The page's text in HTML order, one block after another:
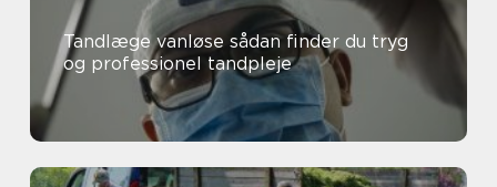
Tandlæge vanløse sådan finder du tryg
og professionel tandpleje